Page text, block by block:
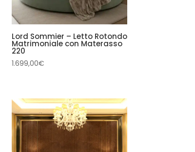
Lord Sommier – Letto Rotondo
Matrimoniale con Materasso
220
1.699,00€